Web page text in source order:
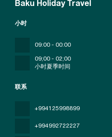
Baku Holiday Travel
联系
+994125998899
+994992722227
小时
09:00 - 00:00
09;00 - 02;00
小时夏季时间